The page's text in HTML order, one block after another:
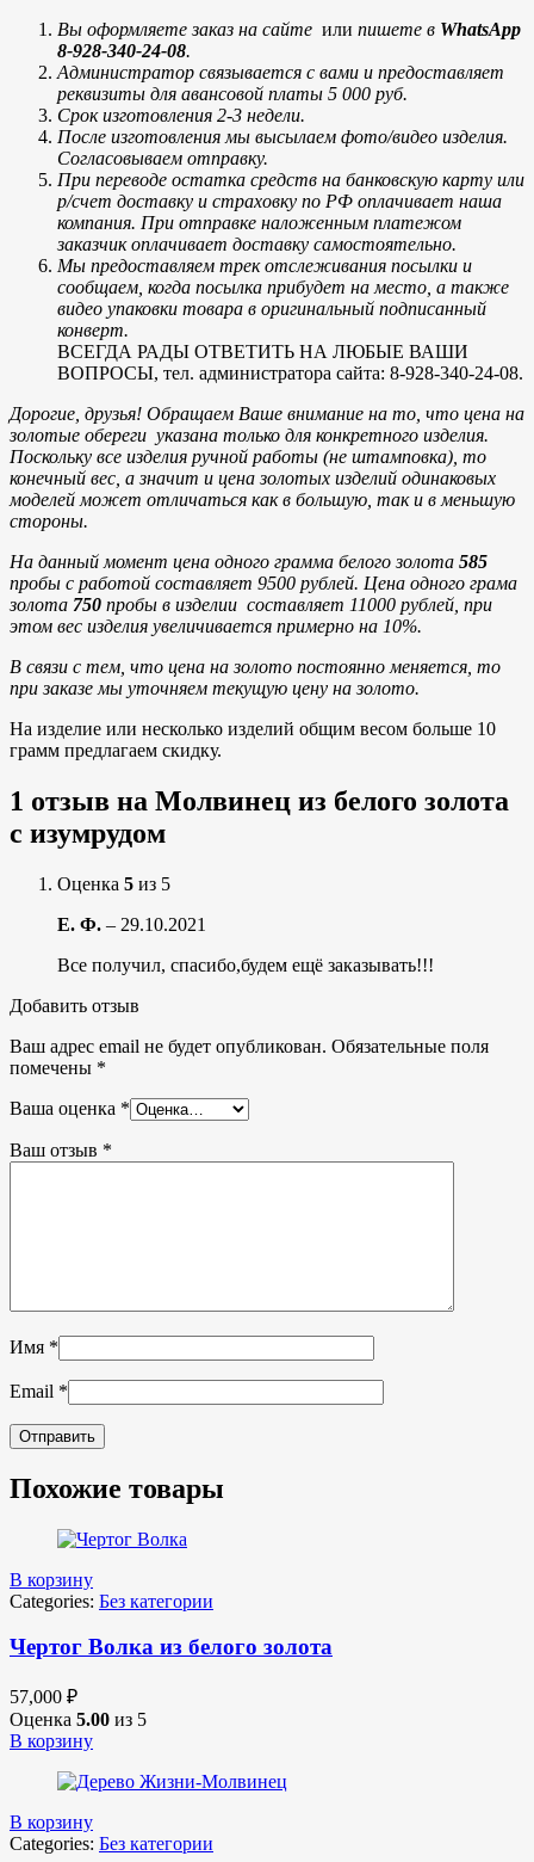
Вы оформляете заказ на сайте или пишете в WhatsApp
8-928-340-24-08.
Администратор связывается с вами и предоставляет
реквизиты для авансовой платы 5 000 руб.
Срок изготовления 2-3 недели.
После изготовления мы высылаем фото/видео изделия.
Согласовываем отправку.
При переводе остатка средств на банковскую карту или
р/счет доставку и страховку по РФ оплачивает наша
компания. При отправке наложенным платежом
заказчик оплачивает доставку самостоятельно.
Мы предоставляем трек отслеживания посылки и
сообщаем, когда посылка прибудет на место, а также
видео упаковки товара в оригинальный подписанный
конверт.
ВСЕГДА РАДЫ ОТВЕТИТЬ НА ЛЮБЫЕ ВАШИ
ВОПРОСЫ, тел. администратора сайта: 8-928-340-24-08.
Дорогие, друзья! Обращаем Ваше внимание на то, что цена на
золотые обереги указана только для конкретного изделия.
Поскольку все изделия ручной работы (не штамповка), то
конечный вес, а значит и цена золотых изделий одинаковых
моделей может отличаться как в большую, так и в меньшую
стороны.
На данный момент цена одного грамма белого золота 585
пробы с работой составляет 9500 рублей. Цена одного грама
золота 750 пробы в изделии составляет 11000 рублей, при
этом вес изделия увеличивается примерно на 10%.
В связи с тем, что цена на золото постоянно меняется, то
при заказе мы уточняем текущую цену на золото.
На изделие или несколько изделий общим весом больше 10
грамм предлагаем скидку.
1 отзыв на Молвинец из белого золота
с изумрудом
Оценка 5 из 5
Е. Ф. – 29.10.2021
Все получил, спасибо,будем ещё заказывать!!!
Добавить отзыв
Ваш адрес email не будет опубликован. Обязательные поля
помечены *
Ваша оценка *
Ваш отзыв *
Имя *
Email *
Похожие товары
В корзину
Categories: Без категории
Чертог Волка из белого золота
57,000 ₽
Оценка 5.00 из 5
В корзину
В корзину
Categories: Без категории